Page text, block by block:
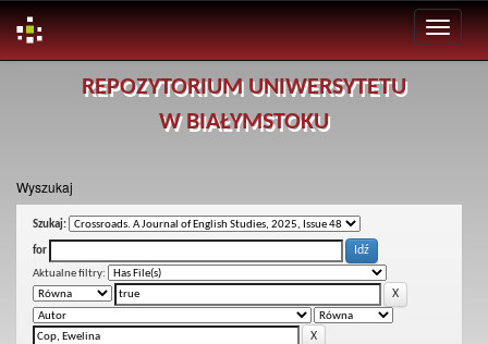
REPOZYTORIUM UNIWERSYTETU
W BIAŁYMSTOKU
Wyszukaj
Szukaj:
for
Aktualne filtry: